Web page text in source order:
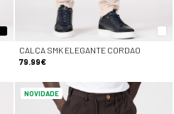
CALÇA SMK ELEGANTE CORDAO
79.99€
NOVIDADE